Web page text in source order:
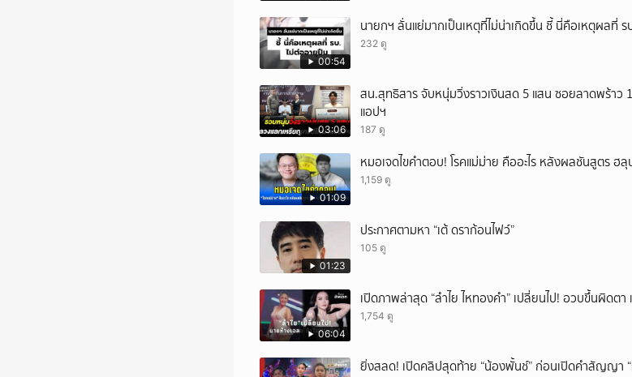
00:54
นายกฯ ลั่นแย่มากเป็นเหตุที่ไม่น่าเกิดขึ้น ชี้ นี่คือเหตุผลที่
232 ดู
03:06
สน.สุทธิสาร จับหนุ่มวิ่งราวเงินสด 5 แสน ซอยลาดพร้าว
แอปฯ
187 ดู
01:09
หมอเจดไขคำตอบ! โรคแม่ม่าย คืออะไร หลังผลชันสูตร ฮลุ
1,159 ดู
01:23
ประกาศตามหา “เต้ ดราก้อนไฟว์”
105 ดู
06:04
เปิดภาพล่าสุด “ลำไย ไหทองคำ” เปลี่ยนไป! อวบขึ้นผิดต
1,754 ดู
ยิ่งสลด! เปิดคลิปสุดท้าย “น้องพั้นช์” ก่อนเปิดคำสัญญา